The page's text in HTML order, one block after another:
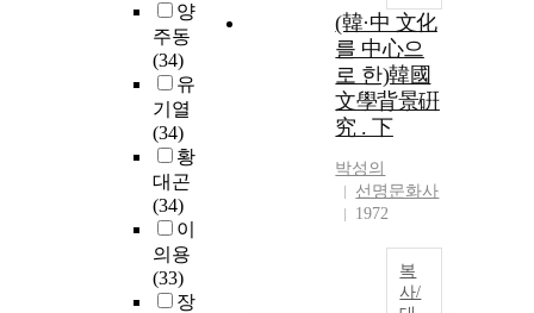
양
주동
(34)
유
기열
(34)
황
대곤
(34)
이
의용
(33)
장
(韓·中 文化
를 中心으
로 한)韓國
文學背景硏
究 . 下
박성의
선명문화사
1972
복
사/